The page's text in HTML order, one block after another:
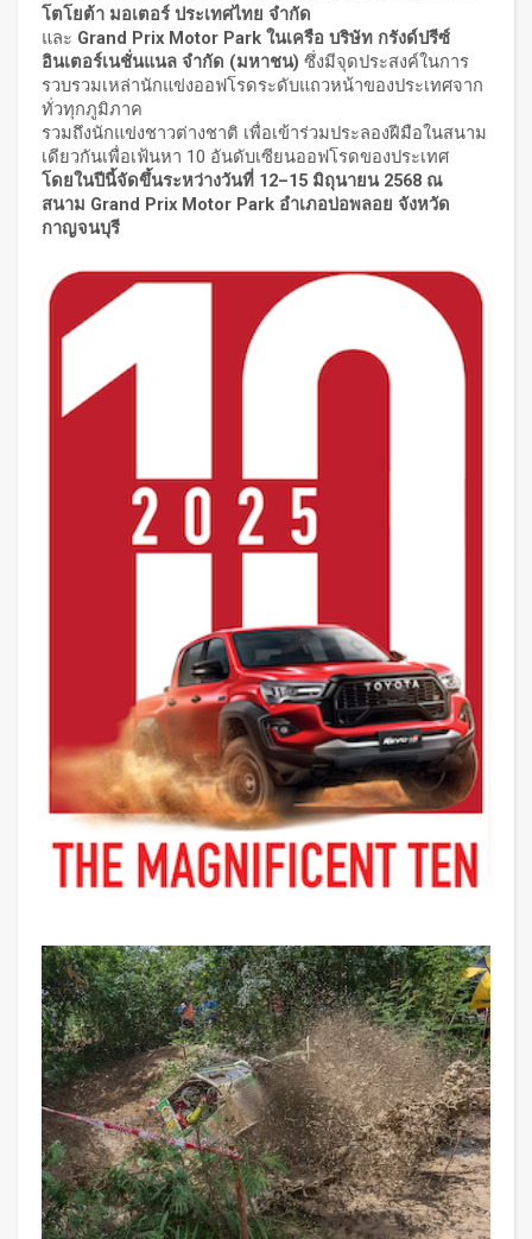
โตโยต้า มอเตอร์ ประเทศไทย จำกัด
และ Grand Prix Motor Park ในเครือ บริษัท กรังด์ปรีซ์
อินเตอร์เนชั่นแนล จำกัด (มหาชน) ซึ่งมีจุดประสงค์ในการ
รวบรวมเหล่านักแข่งออฟโรดระดับแถวหน้าของประเทศจาก
ทั่วทุกภูมิภาค
รวมถึงนักแข่งชาวต่างชาติ เพื่อเข้าร่วมประลองฝีมือในสนาม
เดียวกันเพื่อเฟ้นหา 10 อันดับเซียนออฟโรดของประเทศ
โดยในปีนี้จัดขึ้นระหว่างวันที่ 12–15 มิถุนายน 2568 ณ
สนาม Grand Prix Motor Park อำเภอบ่อพลอย จังหวัด
กาญจนบุรี